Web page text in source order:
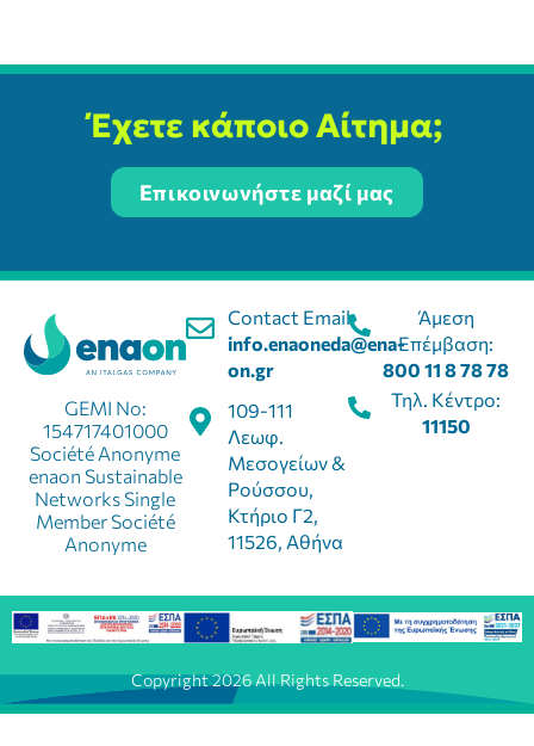
Έχετε κάποιο Αίτημα;
Επικοινωνήστε μαζί μας
Contact Email:
info.enaoneda@ena-
on.gr
109-111
Λεωφ.
Μεσογείων &
Ρούσσου,
Κτήριο Γ2,
11526, Αθήνα
GEMI No:
154717401000
Société Anonyme
enaon Sustainable
Networks Single
Member Société
Anonyme
Άμεση
Επέμβαση:
800 11 8 78 78
Τηλ. Κέντρο:
11150
Copyright 2026 All Rights Reserved.